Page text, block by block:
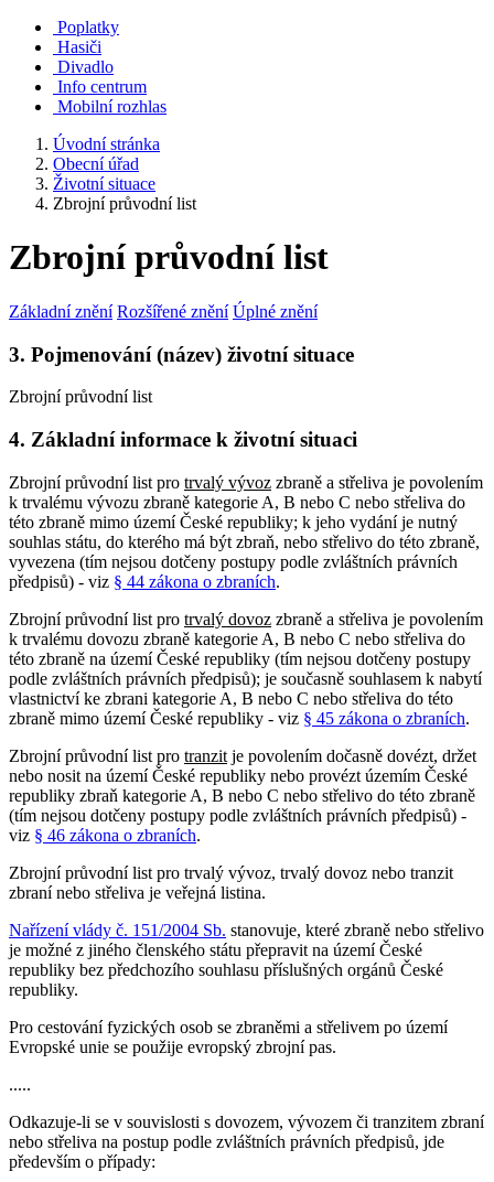
Poplatky
Hasiči
Divadlo
Info centrum
Mobilní rozhlas
Úvodní stránka
Obecní úřad
Životní situace
Zbrojní průvodní list
Zbrojní průvodní list
Základní znění Rozšířené znění Úplné znění
3. Pojmenování (název) životní situace
Zbrojní průvodní list
4. Základní informace k životní situaci
Zbrojní průvodní list pro trvalý vývoz zbraně a střeliva je povolením
k trvalému vývozu zbraně kategorie A, B nebo C nebo střeliva do
této zbraně mimo území České republiky; k jeho vydání je nutný
souhlas státu, do kterého má být zbraň, nebo střelivo do této zbraně,
vyvezena (tím nejsou dotčeny postupy podle zvláštních právních
předpisů) - viz § 44 zákona o zbraních.
Zbrojní průvodní list pro trvalý dovoz zbraně a střeliva je povolením
k trvalému dovozu zbraně kategorie A, B nebo C nebo střeliva do
této zbraně na území České republiky (tím nejsou dotčeny postupy
podle zvláštních právních předpisů); je současně souhlasem k nabytí
vlastnictví ke zbrani kategorie A, B nebo C nebo střeliva do této
zbraně mimo území České republiky - viz § 45 zákona o zbraních.
Zbrojní průvodní list pro tranzit je povolením dočasně dovézt, držet
nebo nosit na území České republiky nebo provézt územím České
republiky zbraň kategorie A, B nebo C nebo střelivo do této zbraně
(tím nejsou dotčeny postupy podle zvláštních právních předpisů) -
viz § 46 zákona o zbraních.
Zbrojní průvodní list pro trvalý vývoz, trvalý dovoz nebo tranzit
zbraní nebo střeliva je veřejná listina.
Nařízení vlády č. 151/2004 Sb. stanovuje, které zbraně nebo střelivo
je možné z jiného členského státu přepravit na území České
republiky bez předchozího souhlasu příslušných orgánů České
republiky.
Pro cestování fyzických osob se zbraněmi a střelivem po území
Evropské unie se použije evropský zbrojní pas.
.....
Odkazuje-li se v souvislosti s dovozem, vývozem či tranzitem zbraní
nebo střeliva na postup podle zvláštních právních předpisů, jde
především o případy: